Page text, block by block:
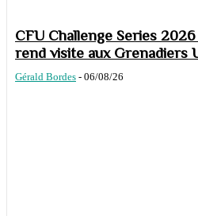
CFU Challenge Series
rend visite aux Grenadiers
Gérald Bordes - 06/08/26